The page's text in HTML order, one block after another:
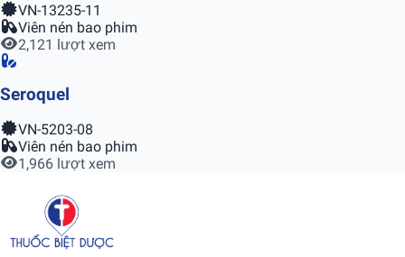
VN-13235-11
Viên nén bao phim
2,121 lượt xem
Seroquel
VN-5203-08
Viên nén bao phim
1,966 lượt xem